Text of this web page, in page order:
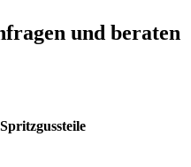
und beraten